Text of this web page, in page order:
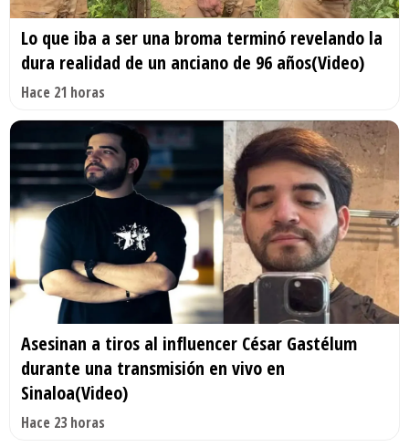
Lo que iba a ser una broma terminó revelando la
dura realidad de un anciano de 96 años(Video)
Hace 21 horas
Asesinan a tiros al influencer César Gastélum
durante una transmisión en vivo en
Sinaloa(Video)
Hace 23 horas